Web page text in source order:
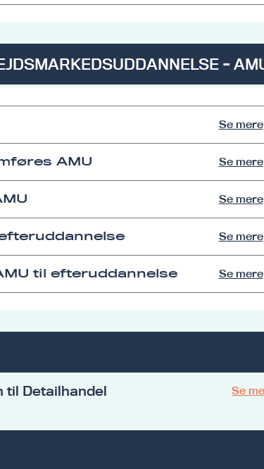
-
Se mere
AMU Se mere
Se mere
Se mere
til efteruddannelse Se mere
til Detailhandel Se